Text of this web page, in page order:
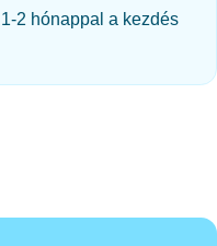
1-2 hónappal a kezdés